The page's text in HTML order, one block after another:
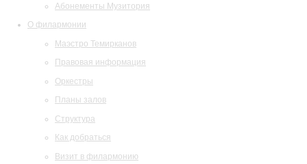
Абонементы Музитория
О филармонии
Маэстро Темирканов
Правовая информация
Оркестры
Планы залов
Структура
Как добраться
Визит в филармонию